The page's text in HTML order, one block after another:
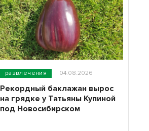
развлечения 04.08.2026
Рекордный баклажан вырос
на грядке у Татьяны Купиной
под Новосибирском